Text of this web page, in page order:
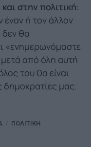
στην πολιτική:
έναν ή τον άλλον
δεν θα
«ενημερωνόμαστε
από όλη αυτή
του θα είναι
δημοκρατίες μας.
ΠΟΛΙΤΙΚΉ